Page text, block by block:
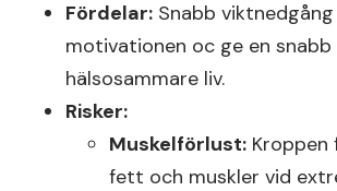
Fördelar: Snabb
motivationen oc ge en
hälsosammare liv.
Risker:
Muskelförlust:
fett och muskler vid